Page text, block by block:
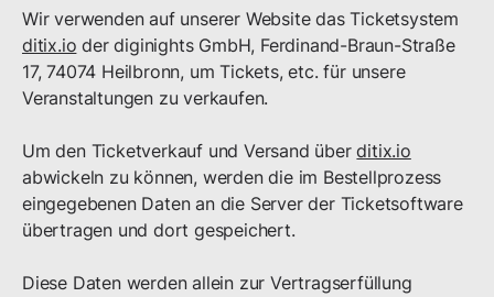
Wir verwenden auf unserer Website das Ticketsystem
ditix.io der diginights GmbH, Ferdinand-Braun-Straße
17, 74074 Heilbronn, um Tickets, etc. für unsere
Veranstaltungen zu verkaufen.
Um den Ticketverkauf und Versand über ditix.io
abwickeln zu können, werden die im Bestellprozess
eingegebenen Daten an die Server der Ticketsoftware
übertragen und dort gespeichert.
Diese Daten werden allein zur Vertragserfüllung